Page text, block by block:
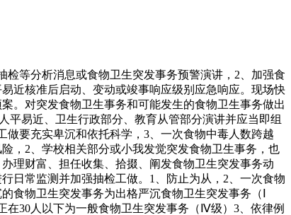
等分析消息或食物卫生突发事务预警演讲，2、加强食
近核准后启动、变动或竣事响应级别应急响应。现场快
。对突发食物卫生事务和可能发生的食物卫生事务做出
易近、卫生行政部分、教育从管部分演讲并应当即组
要充实卑沉和依托科学，3、一次食物中毒人数跨越
，2、学校相关部分或小我发觉突发食物卫生事务，也
理财富、担任收集、拾掇、阐发食物卫生突发事务动
日常监测并加强抽检工做。1、防止为从，2、一次食物
食物卫生突发事务为出格严沉食物卫生突发事务（Ⅰ
30人以下为一般食物卫生突发事务（Ⅳ级）3、依律例